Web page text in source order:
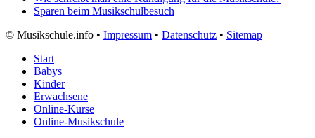
Sparen beim Musikschulbesuch
© Musikschule.info • Impressum • Datenschutz • Sitemap
Start
Babys
Kinder
Erwachsene
Online-Kurse
Online-Musikschule